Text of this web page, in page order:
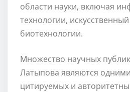
области науки, включая
технологии,
биотехнологии.
Множество научных
Латыпова являются
цитируемых и